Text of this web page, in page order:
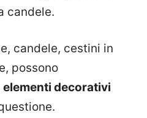
candele.
candele, cestini in
possono
elementi decorativi